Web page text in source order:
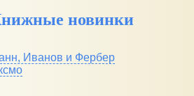
новинки
Иванов и Фербер